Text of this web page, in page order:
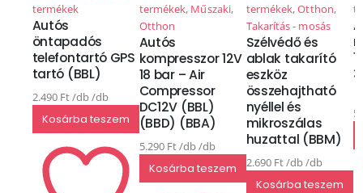
termékek
Autós
öntapadós
telefontartó GPS
tartó (BBL)
2.490 Ft
Kosárba teszem
termékek, Műszaki,
Otthon
Autós
kompresszor 12V
18 bar – Air
Compressor
DC12V (BBL)
(BBD) (BBA)
5.290 Ft
Kosárba teszem
termékek,Otthon,
Takarítás - mosás
Szélvédő és
ablak takarító
eszköz
összehajtható
nyéllel és
mikroszálas
huzattal (BBM)
2.690 Ft
Kosárba teszem